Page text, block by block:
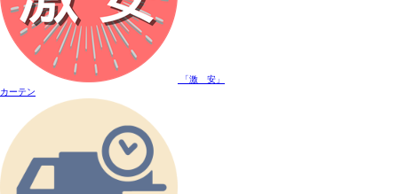
「激 安」
カーテン